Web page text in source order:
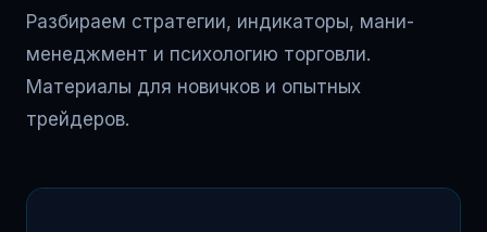
Разбираем стратегии, индикаторы, мани-
менеджмент и психологию торговли.
Материалы для новичков и опытных
трейдеров.